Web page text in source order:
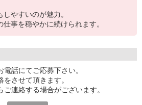
やすいのが魅力。
事を穏やかに続けられます。
電話にてご応募下さい。
させて頂きます。
連絡する場合がございます。